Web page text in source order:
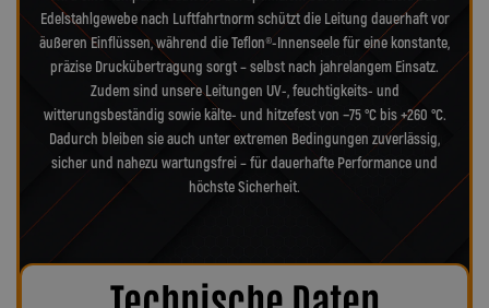
Edelstahlgewebe nach Luftfahrtnorm schützt die Leitung dauerhaft vor
äußeren Einflüssen, während die Teflon®-Innenseele für eine konstante,
präzise Druckübertragung sorgt – selbst nach jahrelangem Einsatz.
Zudem sind unsere Leitungen UV-, feuchtigkeits- und
witterungsbeständig sowie kälte- und hitzefest von −75 °C bis +260 °C.
Dadurch bleiben sie auch unter extremen Bedingungen zuverlässig,
sicher und nahezu wartungsfrei – für dauerhafte Performance und
höchste Sicherheit.